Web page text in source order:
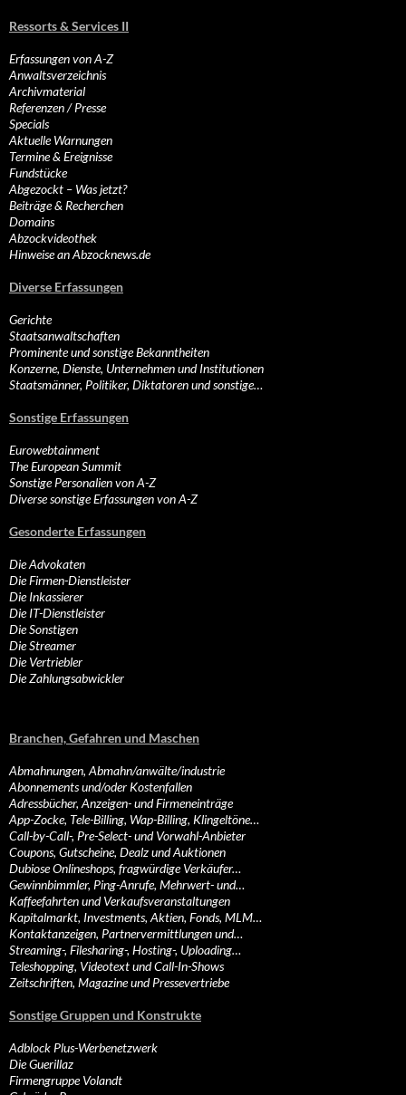
Ressorts & Services II
Erfassungen von A-Z
Anwaltsverzeichnis
Archivmaterial
Referenzen / Presse
Specials
Aktuelle Warnungen
Termine & Ereignisse
Fundstücke
Abgezockt – Was jetzt?
Beiträge & Recherchen
Domains
Abzockvideothek
Hinweise an Abzocknews.de
Diverse Erfassungen
Gerichte
Staatsanwaltschaften
Prominente und sonstige Bekanntheiten
Konzerne, Dienste, Unternehmen und Institutionen
Staatsmänner, Politiker, Diktatoren und sonstige…
Sonstige Erfassungen
Eurowebtainment
The European Summit
Sonstige Personalien von A-Z
Diverse sonstige Erfassungen von A-Z
Gesonderte Erfassungen
Die Advokaten
Die Firmen-Dienstleister
Die Inkassierer
Die IT-Dienstleister
Die Sonstigen
Die Streamer
Die Vertriebler
Die Zahlungsabwickler
Branchen, Gefahren und Maschen
Abmahnungen, Abmahn/anwälte/industrie
Abonnements und/oder Kostenfallen
Adressbücher, Anzeigen- und Firmeneinträge
App-Zocke, Tele-Billing, Wap-Billing, Klingeltöne…
Call-by-Call-, Pre-Select- und Vorwahl-Anbieter
Coupons, Gutscheine, Dealz und Auktionen
Dubiose Onlineshops, fragwürdige Verkäufer…
Gewinnbimmler, Ping-Anrufe, Mehrwert- und…
Kaffeefahrten und Verkaufsveranstaltungen
Kapitalmarkt, Investments, Aktien, Fonds, MLM…
Kontaktanzeigen, Partnervermittlungen und…
Streaming-, Filesharing-, Hosting-, Uploading…
Teleshopping, Videotext und Call-In-Shows
Zeitschriften, Magazine und Pressevertriebe
Sonstige Gruppen und Konstrukte
Adblock Plus-Werbenetzwerk
Die Guerillaz
Firmengruppe Volandt